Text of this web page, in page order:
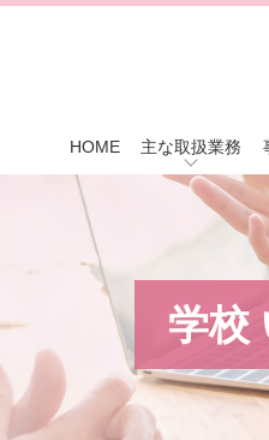
学校
HOME 主な取扱業務